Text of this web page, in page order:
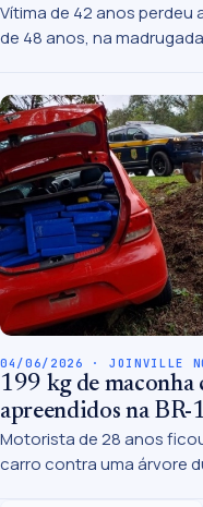
Vítima de 42 anos perdeu
de 48 anos, na
04/06/2026 · JOINVILLE
199 kg de maconha
apreendidos na BR-
Motorista de 28 anos
carro contra uma árvore